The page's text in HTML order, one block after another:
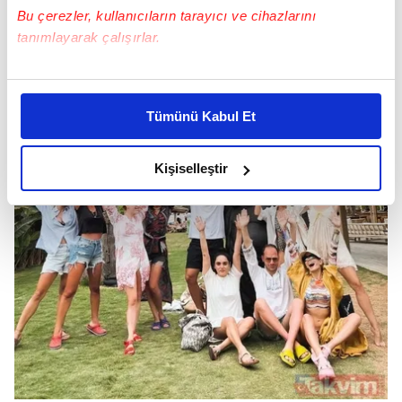
Bu çerezler, kullanıcıların tarayıcı ve cihazlarını
tanımlayarak çalışırlar.
Bu çerezlere izin vermeniz halinde sizlere özel
daha iyi reklam deneyimi yaşatabiliriz. Bunu yaparken
amacımızın size daha iyi bir reklam deneyimi sunmak
olduğunu ve sizlere en iyi içerikleri sunabilmek adına
elimizden gelen çabayı gösterdiğimizi ve bu noktada,
reklamların maliyetlerimizi karşılamak noktasında tek gelir
kalemimiz olduğunu sizlere hatırlatmak isteriz.
Her halükârda, kullanıcılar, bu çerezlere izin vermedikleri
takdirde, kullanıcılara hedefli reklamlar
gösterilmeyecektir."
Sizlere daha iyi bir hizmet sunabilmek için İnternet
Sitemizde kendimize ve üçüncü kişilere ait çerezler
Tümünü Kabul Et
Kişiselleştir